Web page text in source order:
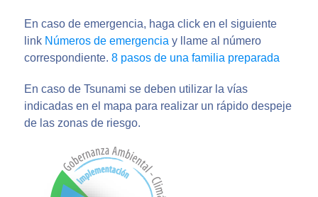
En caso de emergencia, haga click en el siguiente
link Números de emergencia y llame al número
correspondiente. 8 pasos de una familia preparada
En caso de Tsunami se deben utilizar la vías
indicadas en el mapa para realizar un rápido despeje
de las zonas de riesgo.